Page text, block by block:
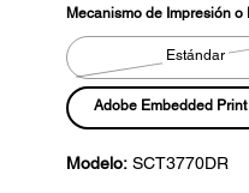
Mecanismo de Impresión o
Estándar
Adobe Embedded
Modelo: SCT3770DR